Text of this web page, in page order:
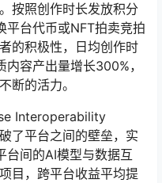
按照创作时长发放积分
平台代币或NFT拍卖竞拍
的积极性，日均创作时
容产出量增长300%，
断的活力。
Interoperability
了平台之间的壁垒，实
间的AI模型与数据互
目，跨平台收益平均提